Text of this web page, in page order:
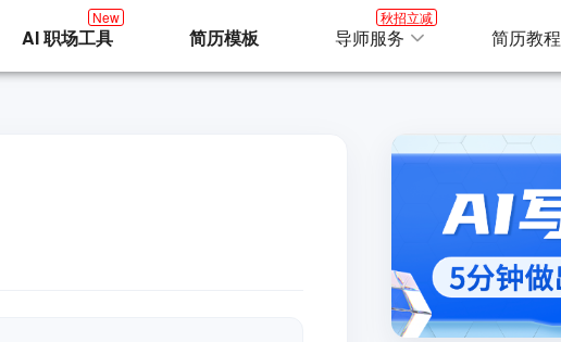
AI 职场工具
New
简历模板 导师服务
秋招立减
简历教程